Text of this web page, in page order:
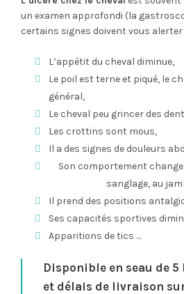
un examen approfondi (la
certains signes doivent vous alerter
L’appétit du cheval diminue,
Le poil est terne et piqué, le
général,
Le cheval peu grincer des
Les crottins sont mous,
Il a des signes de douleurs
Son comportement
sanglage, au
Il prend des positions
Ses capacités sportives
Apparitions de tics …
Disponible en seau de
et délais de livraison